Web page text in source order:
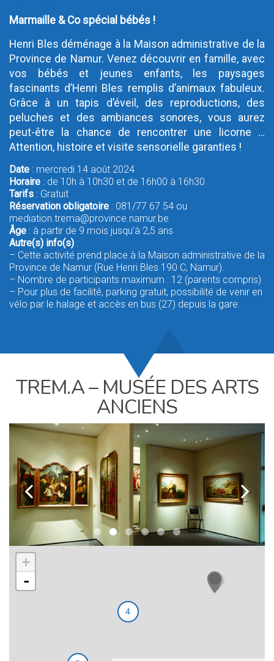
Marmaille & Co spécial bébés !
Henri Bles déménage à la Maison administrative de la
Province de Namur. Venez découvrir en famille, avec
vos bébés et jeunes enfants, les paysages
fascinants d’Henri Bles remplis d’animaux fabuleux.
Grâce à un tapis d’éveil, des reproductions, des
peluches et des ambiances sonores, vous aurez
peut-être la chance de rencontrer une licorne …
Attention, histoire et visite sensorielle garanties !
Date : mercredi 14 août 2024
Horaire : de 10h à 10h30 et de 16h00 à 16h30
Tarifs : Gratuit
Réservation obligatoire : 081/77 67 54 ou
mediation.trema@province.namur.be
Âge : à partir de 9 mois jusqu’à 2,5 ans
Autre(s) info(s) :
– Cette activité prend place à la Maison administrative de la
Province de Namur (Rue Henri Bles 190 C, Namur).
– Nombre de participants maximum : 12 (parents compris)
– Pour plus de facilité, parking gratuit, possibilité de venir en
vélo par le halage et accès en bus (27) depuis la gare.
TREM.A – MUSÉE DES ARTS
ANCIENS
k l
4
+
-